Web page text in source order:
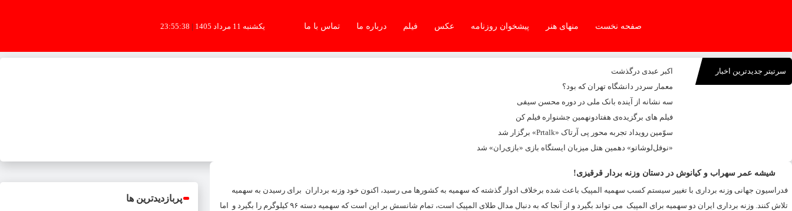
صفحه نخست منهای هنر پیشخوان روزنامه عکس فیلم درباره ما تماس با ما یکشنبه 11 مرداد 1405 |
23:55:38
سرتیتر جدیدترین اخبار
اکبر عبدی درگذشت
معمار سردر دانشگاه تهران که بود؟
سه نشانه از آینده بانک ملی در دوره محسن سیفی
فیلم های برگزیده‌ی هفتادونهمین جشنواره فیلم کن
سوّمین رویداد تجربه محور پی آرتاک «Prtalk» برگزار شد
«نوفل‌لوشاتو» دهمین هتل میزبان ایستگاه بازی «بازی‌ران» شد
شیشه عمر سهراب و کیانوش در دستان وزنه بردار قرقیزی!
فدراسیون جهانی وزنه برداری با تغییر سیستم کسب سهمیه المپیک باعث شده برخلاف ادوار گذشته که سهمیه به کشورها می رسید، اکنون خود وزنه برداران برای رسیدن به سهمیه
تلاش کنند. وزنه برداری ایران دو سهمیه برای المپیک می تواند بگیرد و از آنجا که به دنبال مدال طلای المپیک است، تمام شانسش بر این است که سهمیه دسته ۹۶ کیلوگرم را بگیرد و اما
پربازدیدترین ها